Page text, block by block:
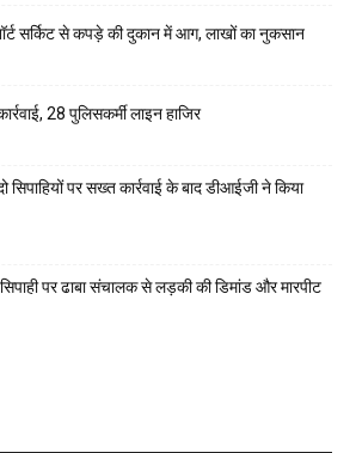
सर्किट से कपड़े की दुकान में आग, लाखों का नुकसान
28 पुलिसकर्मी लाइन हाजिर
पर सख्त कार्रवाई के बाद डीआईजी ने किया
पर ढाबा संचालक से लड़की की डिमांड और मारपीट